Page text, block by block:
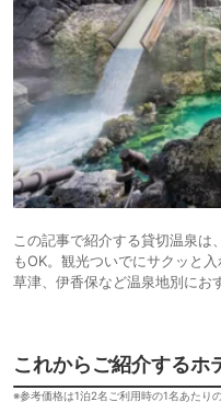
この記事で紹介する貸切温泉は
もOK。観光ついでにサクッと
草津、伊香保など温泉地別にお
これからご紹介するホ
※参考価格は1泊2名ご利用時の1名あたり